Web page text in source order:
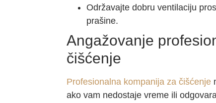
Održavajte dobru ventilaciju
prašine.
Angažovanje
čišćenje
Profesionalna kompanija za čišćenje
ako vam nedostaje vreme ili